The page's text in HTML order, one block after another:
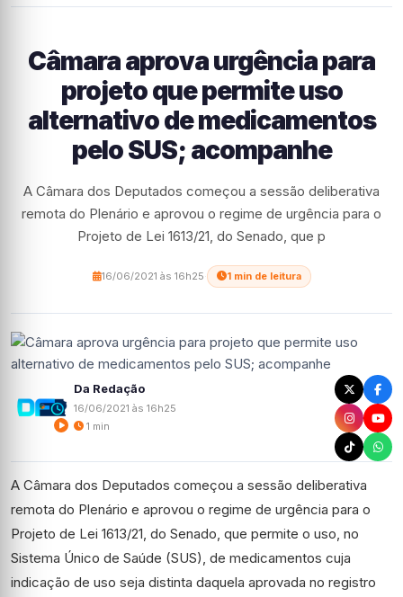
Câmara aprova urgência para
projeto que permite uso
alternativo de medicamentos
pelo SUS; acompanhe
A Câmara dos Deputados começou a sessão deliberativa
remota do Plenário e aprovou o regime de urgência para o
Projeto de Lei 1613/21, do Senado, que p
16/06/2021 às 16h25 1 min de leitura
Da Redação
16/06/2021 às 16h25
1 min
A Câmara dos Deputados começou a sessão deliberativa
remota do Plenário e aprovou o regime de urgência para o
Projeto de Lei 1613/21, do Senado, que permite o uso, no
Sistema Único de Saúde (SUS), de medicamentos cuja
indicação de uso seja distinta daquela aprovada no registro